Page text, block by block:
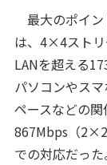
最大のポイン
は、4×4スト
LANを超える
パソコンやス
ペースなどの
867Mbps（
での対応だった